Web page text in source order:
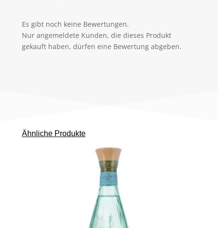
Es gibt noch keine Bewertungen.
Nur angemeldete Kunden, die dieses Produkt
gekauft haben, dürfen eine Bewertung abgeben.
Ähnliche Produkte